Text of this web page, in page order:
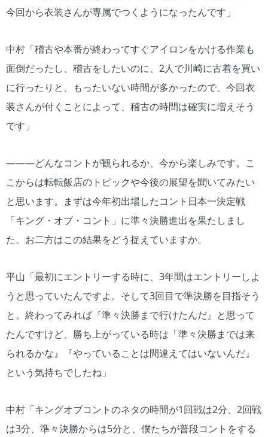
今回から衣装さんが専属でつくようになったんです」
中村「稽古や本番が終わってすぐアイロンをかける作業も
面倒だったし、稽古をしたいのに、2人で川崎に古着を買い
に行ったりと、もったいない時間が多かったので、今回衣
装さんが付くことによって、稽古の時間は確実に増えそう
です」
―――どんなコントが観られるか、今から楽しみです。こ
こからは転転飯店のトピックや今後の展望を聞いてみたい
と思います。まずは今年初出場したコント日本一決定戦
「キング・オブ・コント」に準々決勝進出を果たしまし
た。お二方はこの結果をどう捉えていますか。
平山「最初にエントリーする時に、3年間はエントリーしよ
うと思っていたんですよ。そして3回目で準決勝を目指そう
と。終わってみれば『準々決勝まで行けたんだ』と思って
たんですけど、勝ち上がっている時は「準々決勝までは来
られるかな』『やっていることは間違えてはいないんだ』
という気持ちでしたね」
中村「キングオブコントのネタの時間が1回戦は2分、2回戦
は3分、準々決勝からは5分と、僕たちが普段コントをする